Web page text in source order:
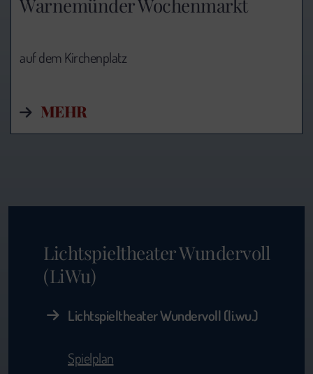
Warnemünder Wochenmarkt
auf dem Kirchenplatz
MEHR
Lichtspieltheater Wundervoll
(LiWu)
Lichtspieltheater Wundervoll (li.wu.)
Spielplan